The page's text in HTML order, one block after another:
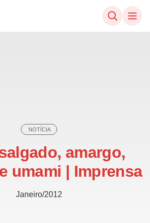
NOTÍCIA
amargo,
umami | Imprensa
Janeiro/2012